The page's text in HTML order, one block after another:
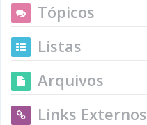
Tópicos
Listas
Arquivos
Links Externos